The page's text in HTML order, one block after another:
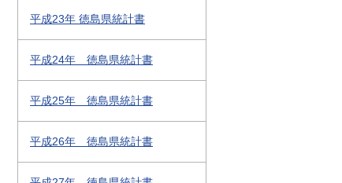
平成23年 徳島県統計書
平成24年 徳島県統計書
平成25年 徳島県統計書
平成26年 徳島県統計書